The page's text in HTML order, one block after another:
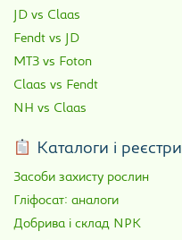
JD vs Claas
Fendt vs JD
МТЗ vs Foton
Claas vs Fendt
NH vs Claas
Каталоги і реєстри
Засоби захисту рослин
Гліфосат: аналоги
Добрива і склад NPK